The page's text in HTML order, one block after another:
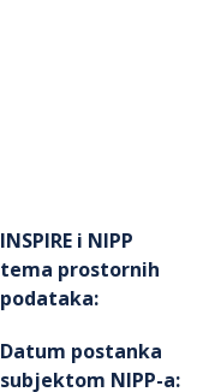
INSPIRE i NIPP
tema prostornih
podataka:
Datum postanka
subjektom NIPP-a: